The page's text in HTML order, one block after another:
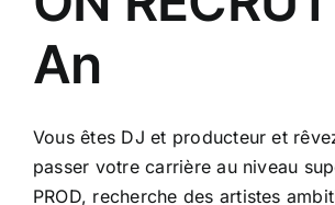
An
Vous êtes DJ et producteur et
passer votre carrière au niveau
PROD, recherche des artistes